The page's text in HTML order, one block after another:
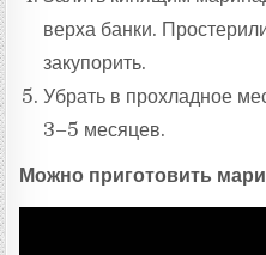
верха банки.
закупорить.
Убрать в прохладное
3–5 месяцев.
Можно приготовить